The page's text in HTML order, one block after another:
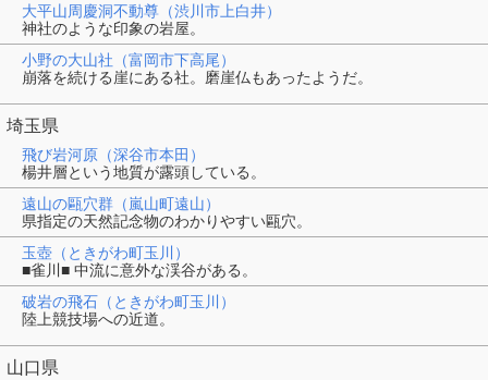
大平山周慶洞不動尊（渋川市上白井）
神社のような印象の岩屋。
小野の大山社（富岡市下高尾）
崩落を続ける崖にある社。磨崖仏もあったようだ。
埼玉県
飛び岩河原（深谷市本田）
楊井層という地質が露頭している。
遠山の甌穴群（嵐山町遠山）
県指定の天然記念物のわかりやすい甌穴。
玉壺（ときがわ町玉川）
■雀川■ 中流に意外な渓谷がある。
破岩の飛石（ときがわ町玉川）
陸上競技場への近道。
山口県